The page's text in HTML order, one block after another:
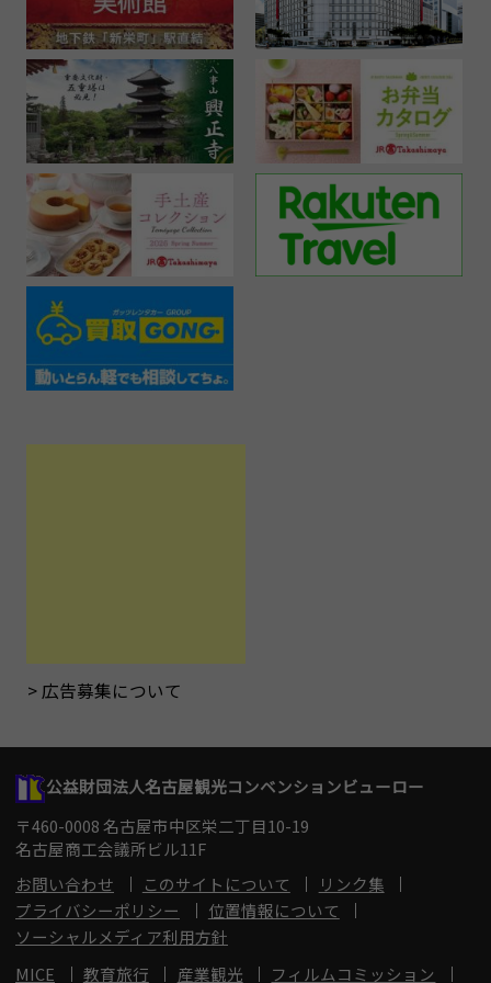
広告募集について
公益財団法人名古屋観光コンベンションビューロー
〒460-0008 名古屋市中区栄二丁目10-19
名古屋商工会議所ビル11F
お問い合わせ
このサイトについて
リンク集
プライバシーポリシー
位置情報について
ソーシャルメディア利用方針
MICE
教育旅行 産業観光 フィルムコミッション